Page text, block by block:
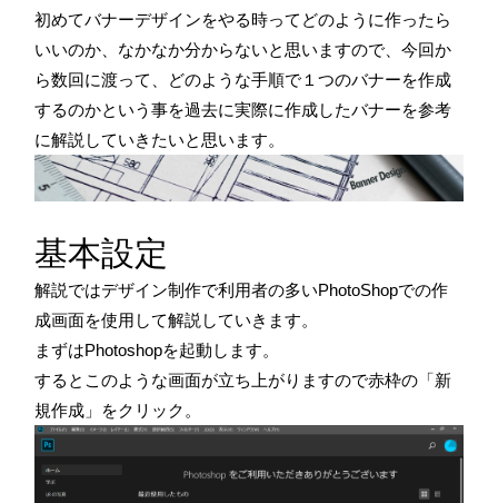
初めてバナーデザインをやる時ってどのように作ったら
いいのか、なかなか分からないと思いますので、今回か
ら数回に渡って、どのような手順で１つのバナーを作成
するのかという事を過去に実際に作成したバナーを参考
に解説していきたいと思います。
基本設定
解説ではデザイン制作で利用者の多いPhotoShopでの作
成画面を使用して解説していきます。
まずはPhotoshopを起動します。
するとこのような画面が立ち上がりますので赤枠の「新
規作成」をクリック。